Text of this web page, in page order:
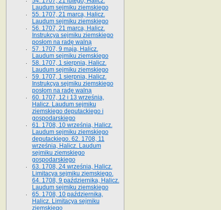
Laudum sejmiku ziemskiego
55. 1707, 21 marca, Halicz.
Laudum sejmiku ziemskiego
56. 1707, 21 marca, Halicz.
Instrukcya sejmiku ziemskiego
posłom na radę walną
57. 1707, 9 maja, Halicz.
Laudum sejmiku ziemskiego
58. 1707, 1 sierpnia, Halicz.
Laudum sejmiku ziemskiego
59. 1707, 1 sierpnia, Halicz.
Instrukcya sejmiku ziemskiego
posłom na radę walną
60. 1707, 12 i 13 września,
Halicz. Laudum sejmiku
ziemskiego deputackiego i
gospodarskiego
61. 1708, 10 września, Halicz.
Laudum sejmiku ziemskiego
deputackiego. 62. 1708, 11
września, Halicz. Laudum
sejmiku ziemskiego
gospodarskiego
63. 1708, 24 września, Halicz.
Limitacya sejmiku ziemskiego.
64. 1708, 9 października, Halicz.
Laudum sejmiku ziemskiego
65­. 1708, 10 października,
Halicz. Limitacya sejmiku
ziemskiego